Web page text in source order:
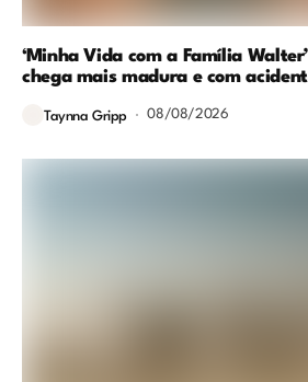
‘Minha Vida com a Família
chega mais madura e com
Taynna Gripp 08/08/2026